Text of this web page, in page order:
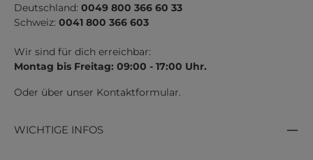
Deutschland: 0049 800 366 60 33
Schweiz: 0041 800 366 603
Wir sind für dich erreichbar:
Montag bis Freitag: 09:00 - 17:00 Uhr.
Oder über unser Kontaktformular.
WICHTIGE INFOS